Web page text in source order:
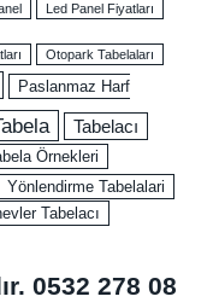
Led Panel Fiyatları
Otopark Tabelaları
Paslanmaz Harf
Tabelacı
Örnekleri
Yönlendirme Tabelalari
Tabelacı
0532 278 08